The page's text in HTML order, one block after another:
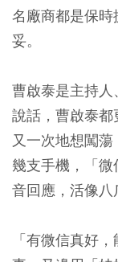
名廠商都是保
妥。
曹啟泰是主持
說話，曹啟泰
又一次地想闖
幾支手機，「
音回應，活像八
「有微信真好